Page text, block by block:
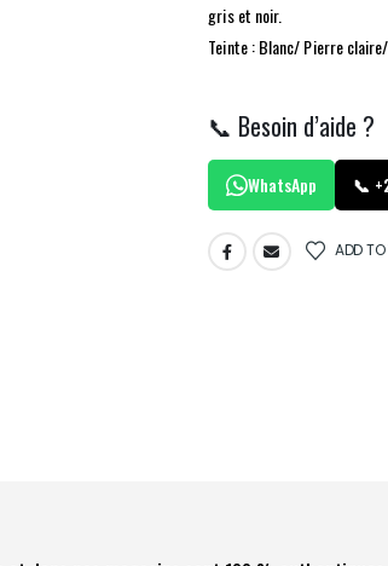
gris et noir.
Teinte : Blanc/ Pierre
📞 Besoin d’aide ?
WhatsApp 📞
ADD